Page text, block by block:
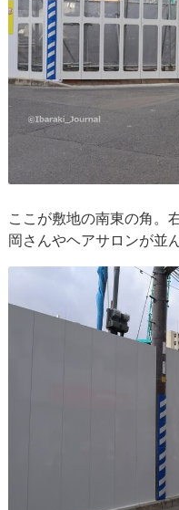
ここが敷地の南東の角。
岡さんやヘアサロンが並